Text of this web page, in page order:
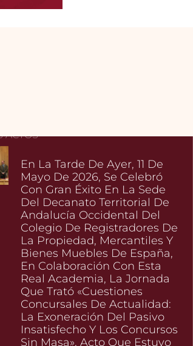
ACTOS
En La Tarde De Ayer, 11 De
Mayo De 2026, Se Celebró
Con Gran Éxito En La Sede
Del Decanato Territorial De
Andalucía Occidental Del
Colegio De Registradores De
La Propiedad, Mercantiles Y
Bienes Muebles De España,
En Colaboración Con Esta
Real Academia, La Jornada
Que Trató «Cuestiones
Concursales De Actualidad:
La Exoneración Del Pasivo
Insatisfecho Y Los Concursos
Sin Masa», Acto Que Estuvo